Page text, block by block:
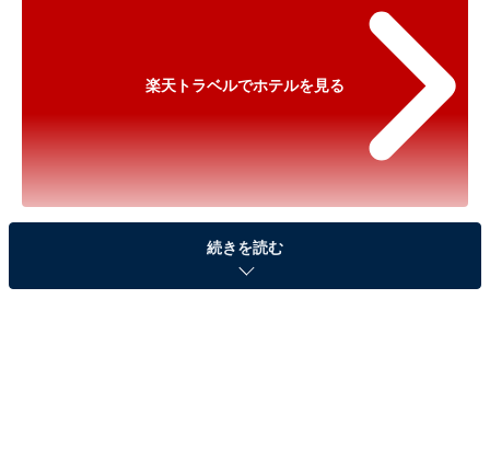
楽天トラベルでホテルを見る
※以下のセール情報は2026年1月11日15時30分現在のも
のです。料金の変更、満室の場合もあります。
続きを読む